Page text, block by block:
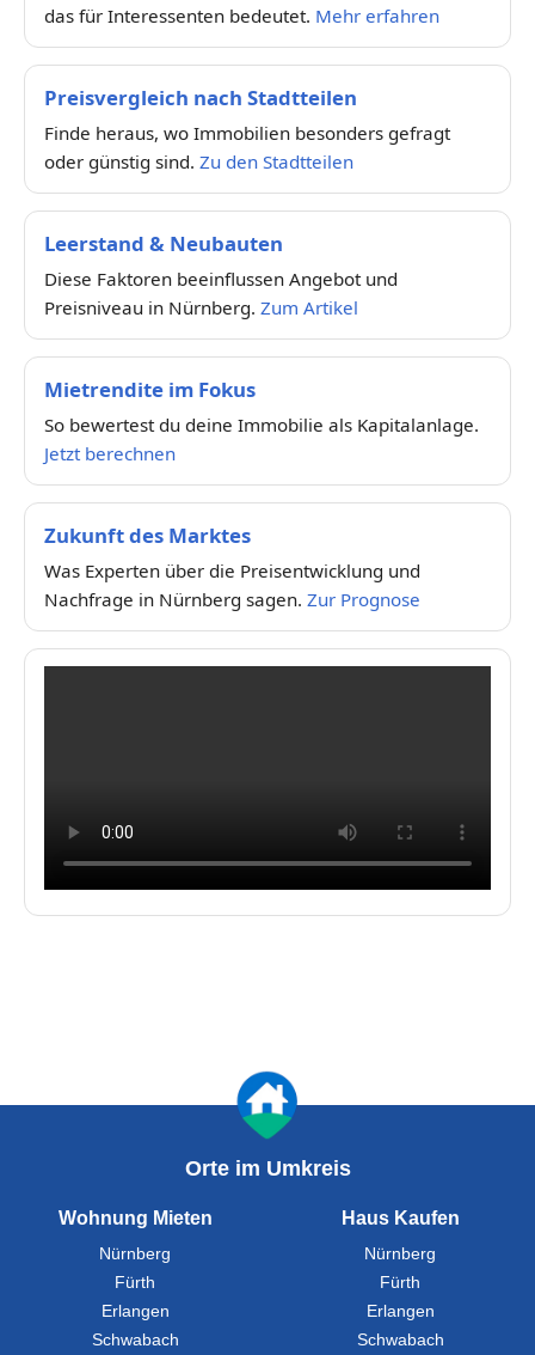
das für Interessenten bedeutet. Mehr erfahren
Preisvergleich nach Stadtteilen
Finde heraus, wo Immobilien besonders gefragt
oder günstig sind. Zu den Stadtteilen
Leerstand & Neubauten
Diese Faktoren beeinflussen Angebot und
Preisniveau in Nürnberg. Zum Artikel
Mietrendite im Fokus
So bewertest du deine Immobilie als Kapitalanlage.
Jetzt berechnen
Zukunft des Marktes
Was Experten über die Preisentwicklung und
Nachfrage in Nürnberg sagen. Zur Prognose
Orte im Umkreis
Wohnung Mieten
Nürnberg
Fürth
Erlangen
Schwabach
Haus Kaufen
Nürnberg
Fürth
Erlangen
Schwabach